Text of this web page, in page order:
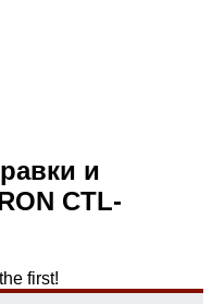
и
CTL-
first!